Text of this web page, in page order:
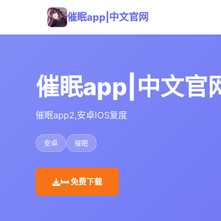
催眠app|中文官网
催眠app|中文官
催眠app2,安卓IOS复度
安卓 催眠
🛏️ 免费下载